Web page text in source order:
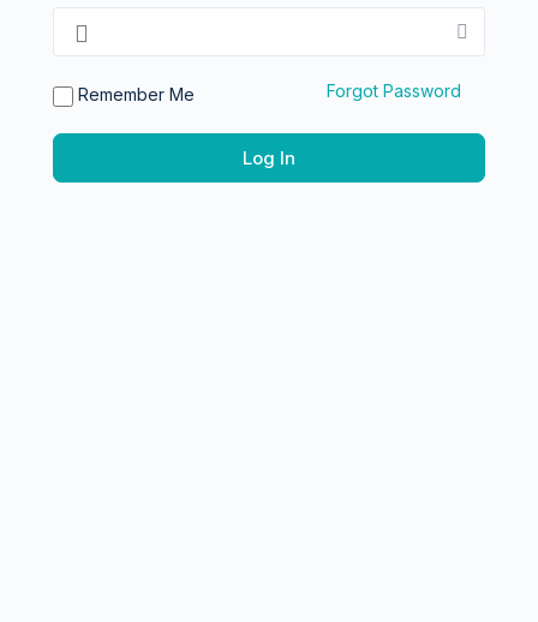
Remember Me Forgot Password